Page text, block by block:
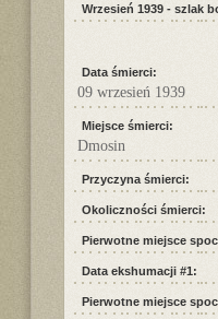
Wrzesień 1939 - szlak
Data śmierci:
09 wrzesień 1939
Miejsce śmierci:
Dmosin
Przyczyna śmierci:
Okoliczności śmierci:
Pierwotne miejsce
Data ekshumacji #1:
Pierwotne miejsce